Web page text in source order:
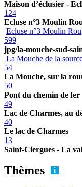
Maison d’éclusier -
124
Ecluse n°3 Moulin
Ecluse n°3 Moulin
599
jpg/la-mouche-sud-
La Mouche de la
54
La Mouche, sur la
50
Pont du chemin de fer
49
Lac de Charmes, au
40
Le lac de Charmes
13
Saint-Ciergues - La
Thèmes